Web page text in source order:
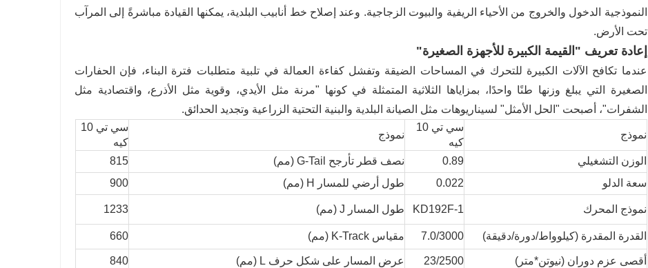
النموذجية الدخول والخروج من الأحياء الريفية والبيوت الزجاجية. وعند إصلاح خط أنابيب البلدية، يمكنها القيادة مباشرةً إلى المرآب
تحت الأرض.
إعادة تعريف "القيمة الكبيرة للأجهزة الصغيرة"
عندما تكافح الآلات الكبيرة للتحرك في المساحات الضيقة وتفشل كفاءة العمالة في تلبية متطلبات فترة البناء، فإن الحفارات
الصغيرة التي يبلغ وزنها طنًا واحدًا، بمزاياها الثلاثية المتمثلة في كونها "مرنة مثل الأيدي، وقوية مثل الأذرع، واقتصادية مثل
الشفرات"، أصبحت "الحل الأمثل" لسيناريوهات مثل الصيانة البلدية والبنية التحتية الزراعية وتجديد الحدائق.
نموذج
سي تي 10
كيه
نموذج
سي تي 10
كيه
الوزن التشغيلي
0.89 نصف قطر تأرجح G-Tail (مم)
815
سعة الدلو
0.022 طول أرضي للمسار H (مم) 900
نموذج المحرك KD192F-1 طول المسار J (مم) 1233
القدرة المقدرة (كيلوواط/دورة/دقيقة) 7.0/3000 مقياس K-Track (مم) 660
أقصى عزم دوران (نيوتن*متر) 23/2500 عرض المسار على شكل حرف L (مم) 840